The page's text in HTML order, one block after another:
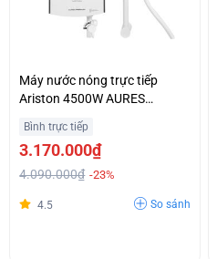
Máy nước nóng trực tiếp
Ariston 4500W AURES
Bình trực tiếp
3.170.000₫
4.090.000₫ -23%
4.5 So sánh